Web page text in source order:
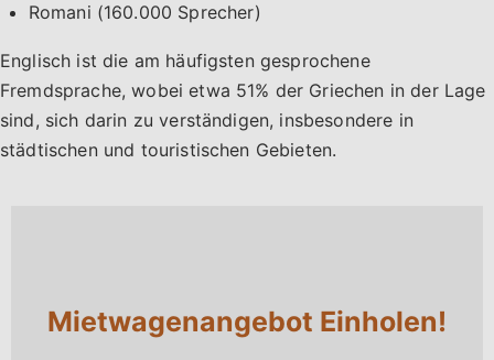
Romani (160.000 Sprecher)
Englisch ist die am häufigsten gesprochene
Fremdsprache, wobei etwa 51% der Griechen in der Lage
sind, sich darin zu verständigen, insbesondere in
städtischen und touristischen Gebieten.
Mietwagenangebot Einholen!